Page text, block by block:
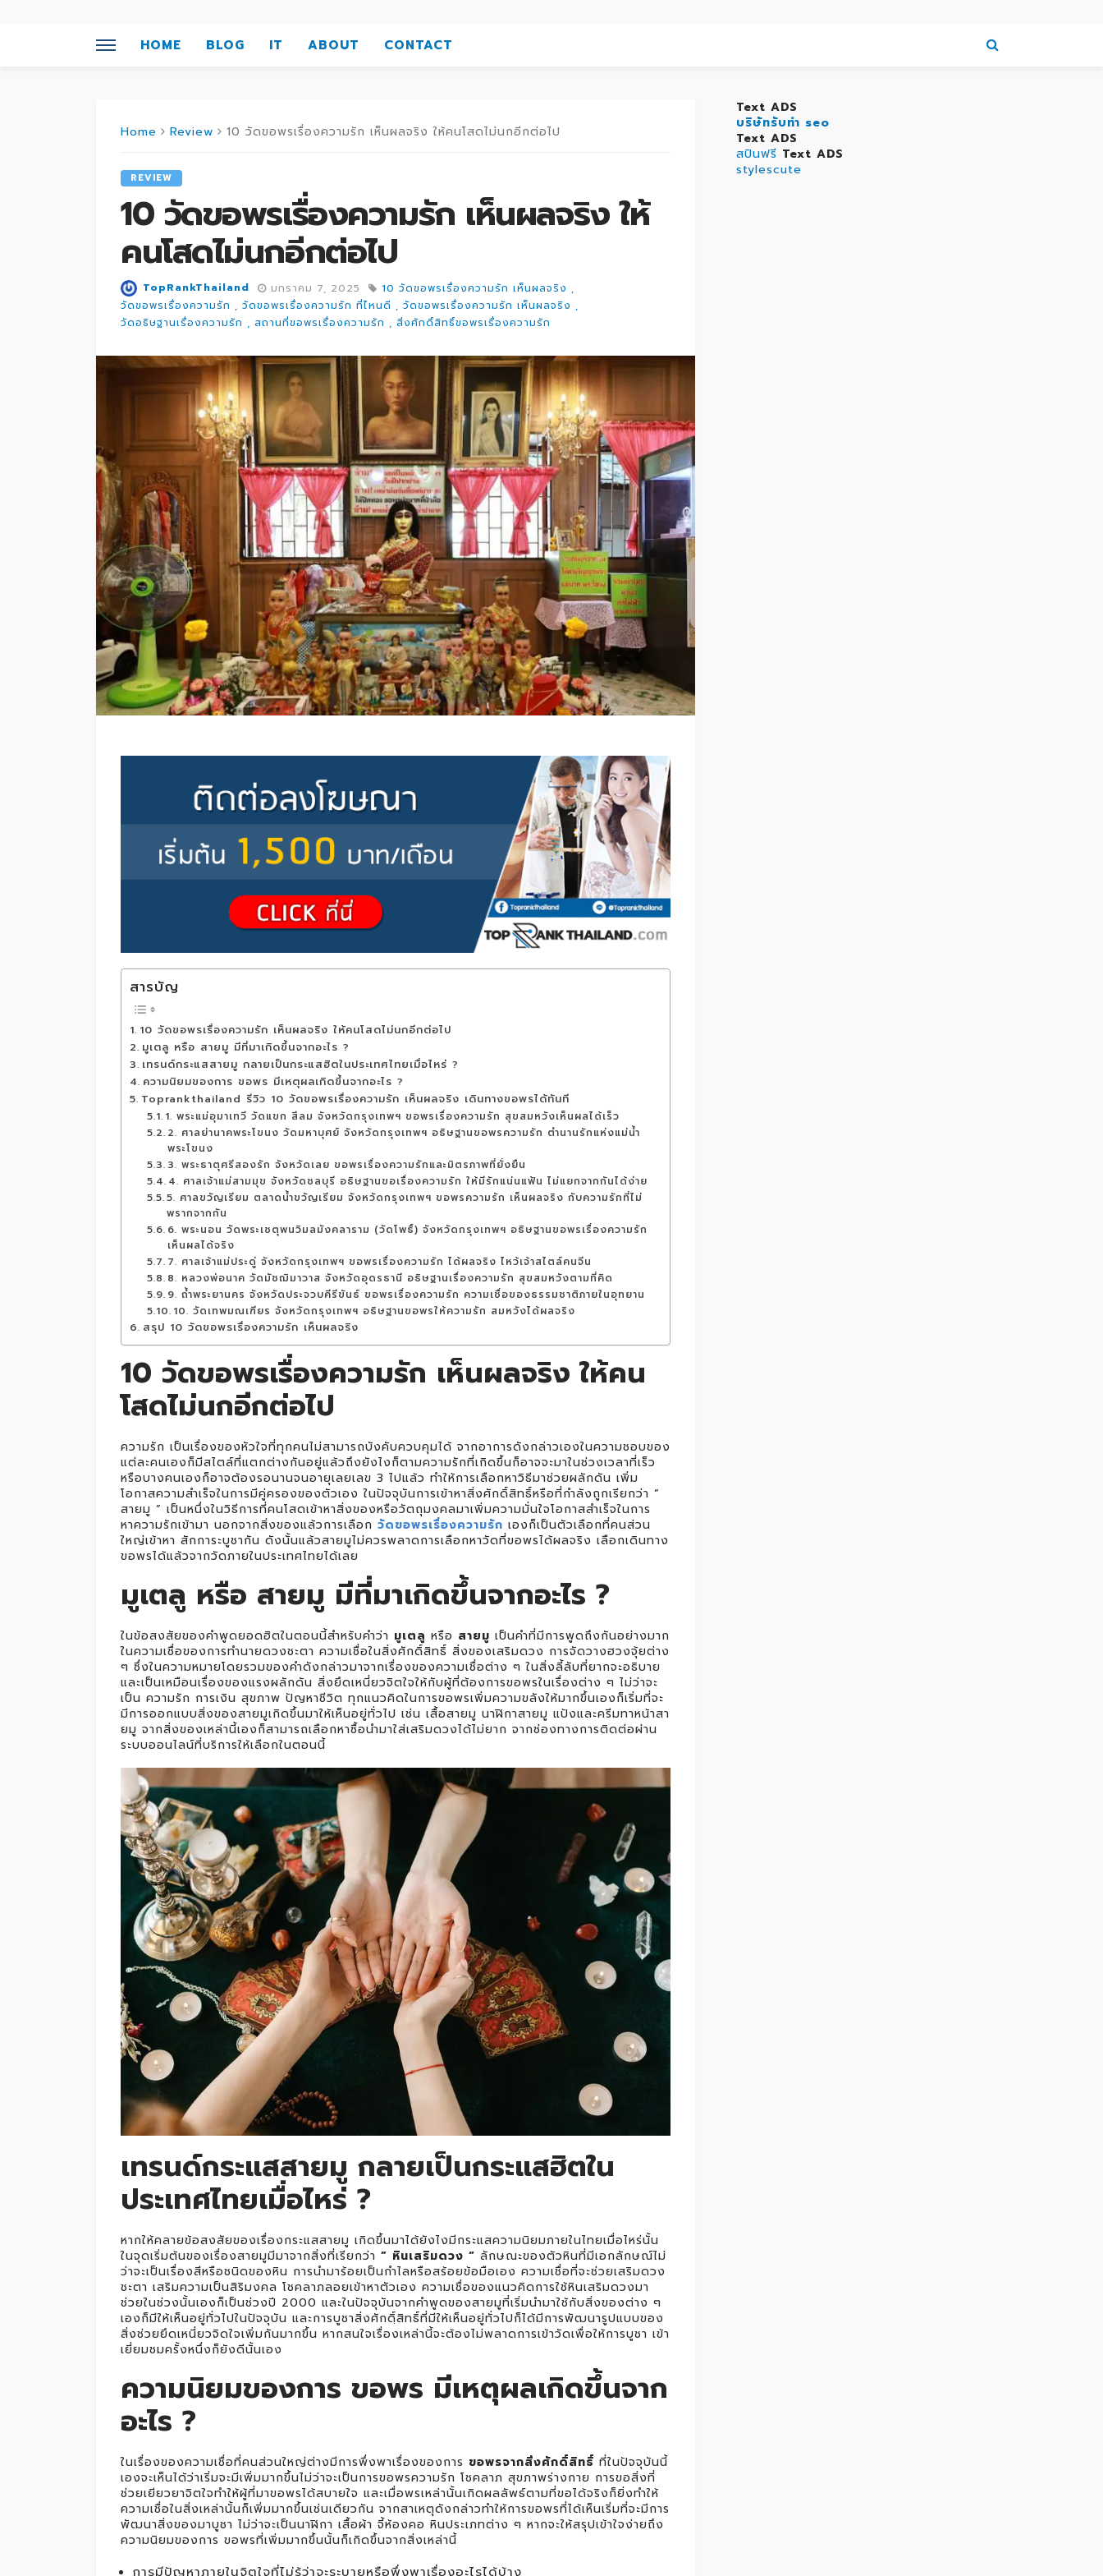
HOME BLOG IT ABOUT CONTACT
Home Review 10 วัดขอพรเรื่องความรัก เห็นผลจริง ให้คนโสดไม่นกอีกต่อไป
REVIEW
10 วัดขอพรเรื่องความรัก เห็นผลจริง ให้
คนโสดไม่นกอีกต่อไป
TopRankThailand มกราคม 7, 2025
10 วัดขอพรเรื่องความรัก เห็นผลจริง
วัดขอพรเรื่องความรัก
วัดขอพรเรื่องความรัก ที่ไหนดี
วัดขอพรเรื่องความรัก เห็นผลจริง
วัดอธิษฐานเรื่องความรัก
สถานที่ขอพรเรื่องความรัก สิ่งศักดิ์สิทธิ์ขอพรเรื่องความรัก
สารบัญ
10 วัดขอพรเรื่องความรัก เห็นผลจริง ให้คนโสดไม่นกอีกต่อไป
มูเตลู หรือ สายมู มีที่มาเกิดขึ้นจากอะไร ?
เทรนด์กระแสสายมู กลายเป็นกระแสฮิตในประเทศไทยเมื่อไหร่ ?
ความนิยมของการ ขอพร มีเหตุผลเกิดขึ้นจากอะไร ?
Toprankthailand รีวิว 10 วัดขอพรเรื่องความรัก เห็นผลจริง เดินทางขอพรได้ทันที
1. พระแม่อุมาเทวี วัดแขก สีลม จังหวัดกรุงเทพฯ ขอพรเรื่องความรัก สุขสมหวังเห็นผลได้เร็ว
2. ศาลย่านาคพระโขนง วัดมหาบุศย์ จังหวัดกรุงเทพฯ อธิษฐานขอพรความรัก ตำนานรักแห่งแม่น้ำ
พระโขนง
3. พระธาตุศรีสองรัก จังหวัดเลย ขอพรเรื่องความรักและมิตรภาพที่ยั่งยืน
4. ศาลเจ้าแม่สามมุข จังหวัดชลบุรี อธิษฐานขอเรื่องความรัก ให้มีรักแน่นแฟ้น ไม่แยกจากกันได้ง่าย
5. ศาลขวัญเรียม ตลาดน้ำขวัญเรียม จังหวัดกรุงเทพฯ ขอพรความรัก เห็นผลจริง กับความรักที่ไม่
พรากจากกัน
6. พระนอน วัดพระเชตุพนวิมลมังคลาราม (วัดโพธิ์) จังหวัดกรุงเทพฯ อธิษฐานขอพรเรื่องความรัก
เห็นผลได้จริง
7. ศาลเจ้าแม่ประดู่ จังหวัดกรุงเทพฯ ขอพรเรื่องความรัก ได้ผลจริง ไหว้เจ้าสไตล์คนจีน
8. หลวงพ่อนาค วัดมัชฌิมาวาส จังหวัดอุดรธานี อธิษฐานเรื่องความรัก สุขสมหวังตามที่คิด
9. ถ้ำพระยานคร จังหวัดประจวบคีรีขันธ์ ขอพรเรื่องความรัก ความเชื่อของธรรมชาติภายในอุทยาน
10. วัดเทพมณเฑียร จังหวัดกรุงเทพฯ อธิษฐานขอพรให้ความรัก สมหวังได้ผลจริง
สรุป 10 วัดขอพรเรื่องความรัก เห็นผลจริง
10 วัดขอพรเรื่องความรัก เห็นผลจริง ให้คน
โสดไม่นกอีกต่อไป
ความรัก เป็นเรื่องของหัวใจที่ทุกคนไม่สามารถบังคับควบคุมได้ จากอาการดังกล่าวเองในความชอบของ
แต่ละคนเองก็มีสไตล์ที่แตกต่างกันอยู่แล้วถึงยังไงก็ตามความรักที่เกิดขึ้นก็อาจจะมาในช่วงเวลาที่เร็ว
หรือบางคนเองก็อาจต้องรอนานจนอายุเลยเลข 3 ไปแล้ว ทำให้การเลือกหาวิธีมาช่วยผลักดัน เพิ่ม
โอกาสความสำเร็จในการมีคู่ครองของตัวเอง ในปัจจุบันการเข้าหาสิ่งศักดิ์สิทธิ์หรือที่กำลังถูกเรียกว่า ”
สายมู ” เป็นหนึ่งในวิธีการที่คนโสดเข้าหาสิ่งของหรือวัตถุมงคลมาเพิ่มความมั่นใจโอกาสสำเร็จในการ
หาความรักเข้ามา นอกจากสิ่งของแล้วการเลือก วัดขอพรเรื่องความรัก เองก็เป็นตัวเลือกที่คนส่วน
ใหญ่เข้าหา สักการะบูชากัน ดังนั้นแล้วสายมูไม่ควรพลาดการเลือกหาวัดที่ขอพรได้ผลจริง เลือกเดินทาง
ขอพรได้แล้วจากวัดภายในประเทศไทยได้เลย
มูเตลู หรือ สายมู มีที่มาเกิดขึ้นจากอะไร ?
ในข้อสงสัยของคำพูดยอดฮิตในตอนนี้สำหรับคำว่า มูเตลู หรือ สายมู เป็นคำที่มีการพูดถึงกันอย่างมาก
ในความเชื่อของการทำนายดวงชะตา ความเชื่อในสิ่งศักดิ์สิทธิ์ สิ่งของเสริมดวง การจัดวางฮวงจุ้ยต่าง
ๆ ซึ่งในความหมายโดยรวมของคำดังกล่าวมาจากเรื่องของความเชื่อต่าง ๆ ในสิ่งลี้ลับที่ยากจะอธิบาย
และเป็นเหมือนเรื่องของแรงผลักดัน สิ่งยึดเหนี่ยวจิตใจให้กับผู้ที่ต้องการขอพรในเรื่องต่าง ๆ ไม่ว่าจะ
เป็น ความรัก การเงิน สุขภาพ ปัญหาชีวิต ทุกแนวคิดในการขอพรเพิ่มความขลังให้มากขึ้นเองก็เริ่มที่จะ
มีการออกแบบสิ่งของสายมูเกิดขึ้นมาให้เห็นอยู่ทั่วไป เช่น เสื้อสายมู นาฬิกาสายมู แป้งและครีมทาหน้าสา
ยมู จากสิ่งของเหล่านี้เองก็สามารถเลือกหาซื้อนำมาใส่เสริมดวงได้ไม่ยาก จากช่องทางการติดต่อผ่าน
ระบบออนไลน์ที่บริการให้เลือกในตอนนี้
เทรนด์กระแสสายมู กลายเป็นกระแสฮิตใน
ประเทศไทยเมื่อไหร่ ?
หากให้คลายข้อสงสัยของเรื่องกระแสสายมู เกิดขึ้นมาได้ยังไงมีกระแสความนิยมภายในไทยเมื่อไหร่นั้น
ในจุดเริ่มต้นของเรื่องสายมูมีมาจากสิ่งที่เรียกว่า ” หินเสริมดวง “ ลักษณะของตัวหินที่มีเอกลักษณ์ไม่
ว่าจะเป็นเรื่องสีหรือชนิดของหิน การนำมาร้อยเป็นกำไลหรือสร้อยข้อมือเอง ความเชื่อที่จะช่วยเสริมดวง
ชะตา เสริมความเป็นสิริมงคล โชคลาภลอยเข้าหาตัวเอง ความเชื่อของแนวคิดการใช้หินเสริมดวงมา
ช่วยในช่วงนั้นเองก็เป็นช่วงปี 2000 และในปัจจุบันจากคำพูดของสายมูที่เริ่มนำมาใช้กับสิ่งของต่าง ๆ
เองก็มีให้เห็นอยู่ทั่วไปในปัจจุบัน และการบูชาสิ่งศักดฺิ์สิทธิ์ที่มีให้เห็นอยู่ทั่วไปก็ได้มีการพัฒนารูปแบบของ
สิ่งช่วยยึดเหนี่ยวจิดใจเพิ่มกันมากขึ้น หากสนใจเรื่องเหล่านี้จะต้องไม่พลาดการเข้าวัดเพื่อให้การบูชา เข้า
เยี่ยมชมครั้งหนึ่งก็ยังดีนั้นเอง
ความนิยมของการ ขอพร มีเหตุผลเกิดขึ้นจาก
อะไร ?
ในเรื่องของความเชื่อที่คนส่วนใหญ่ต่างมีการพึ่งพาเรื่องของการ ขอพรจากสิ่งศักดิ์สิทธิ์ ที่ในปัจจุบันนี้
เองจะเห็นได้ว่าเริ่มจะมีเพิ่มมากขึ้นไม่ว่าจะเป็นการขอพรความรัก โชคลาภ สุขภาพร่างกาย การขอสิ่งที่
ช่วยเยียวยาจิตใจทำให้ผู้ที่มาขอพรได้สบายใจ และเมื่อพรเหล่านั้นเกิดผลลัพธ์ตามที่ขอได้จริงก็ยิ่งทำให้
ความเชื่อในสิ่งเหล่านั้นก็เพิ่มมากขึ้นเช่นเดียวกัน จากสาเหตุดังกล่าวทำให้การขอพรที่ได้เห็นเริ่มที่จะมีการ
พัฒนาสิ่งของมาบูชา ไม่ว่าจะเป็นนาฬิกา เสื้อผ้า จี้ห้องคอ หินประเภทต่าง ๆ หากจะให้สรุปเข้าใจง่ายถึง
ความนิยมของการ ขอพรที่เพิ่มมากขึ้นนั้นก็เกิดขึ้นจากสิ่งเหล่านี้
การมีปัญหาภายในจิตใจที่ไม่รู้ว่าจะระบายหรือพึ่งพาเรื่องอะไรได้บ้าง
Text ADS
บริษัทรับทำ seo
Text ADS
สปินฟรี Text ADS
stylescute